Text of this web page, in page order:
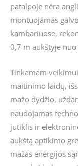
patalpoje nėra
montuojamas
kambariuose,
0,7 m aukštyje
Tinkamam
maitinimo laidų,
mažo dydžio,
naudojamas
jutiklis ir
aukštą aptikimo
mažas energijos